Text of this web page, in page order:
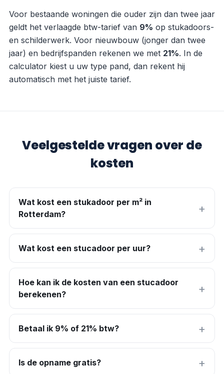
Voor bestaande woningen die ouder zijn dan twee jaar
geldt het verlaagde btw-tarief van 9% op stukadoors-
en schilderwerk. Voor nieuwbouw (jonger dan twee
jaar) en bedrijfspanden rekenen we met 21%. In de
calculator kiest u uw type pand, dan rekent hij
automatisch met het juiste tarief.
Veelgestelde vragen over de
kosten
Wat kost een stukadoor per m² in
Rotterdam?
Wat kost een stucadoor per uur?
Hoe kan ik de kosten van een stucadoor
berekenen?
Betaal ik 9% of 21% btw?
Is de opname gratis?